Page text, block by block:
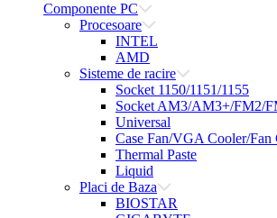
Componente PC
Procesoare
INTEL
AMD
Sisteme de racire
Socket 1150/1151/1155
Socket AM3/AM3+/FM2/
Universal
Case Fan/VGA Cooler/Fan
Thermal Paste
Liquid
Placi de Baza
BIOSTAR